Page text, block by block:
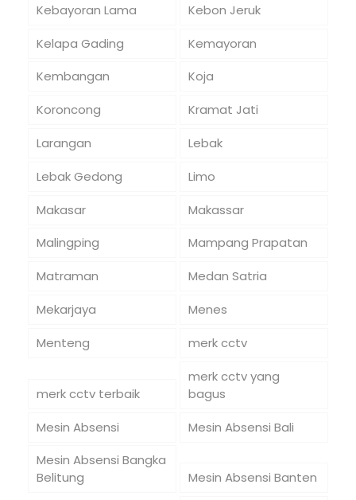
Kebayoran Lama
Kebon Jeruk
Kelapa Gading
Kemayoran
Kembangan
Koja
Koroncong
Kramat Jati
Larangan
Lebak
Lebak Gedong
Limo
Makasar
Makassar
Malingping
Mampang Prapatan
Matraman
Medan Satria
Mekarjaya
Menes
Menteng
merk cctv
merk cctv terbaik
merk cctv yang
bagus
Mesin Absensi
Mesin Absensi Bali
Mesin Absensi Bangka
Belitung
Mesin Absensi Banten